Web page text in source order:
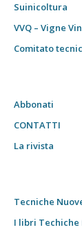
Suinicoltura
VVQ – Vigne
Comitato
Abbonati
CONTATTI
La rivista
Tecniche
I libri Techiche